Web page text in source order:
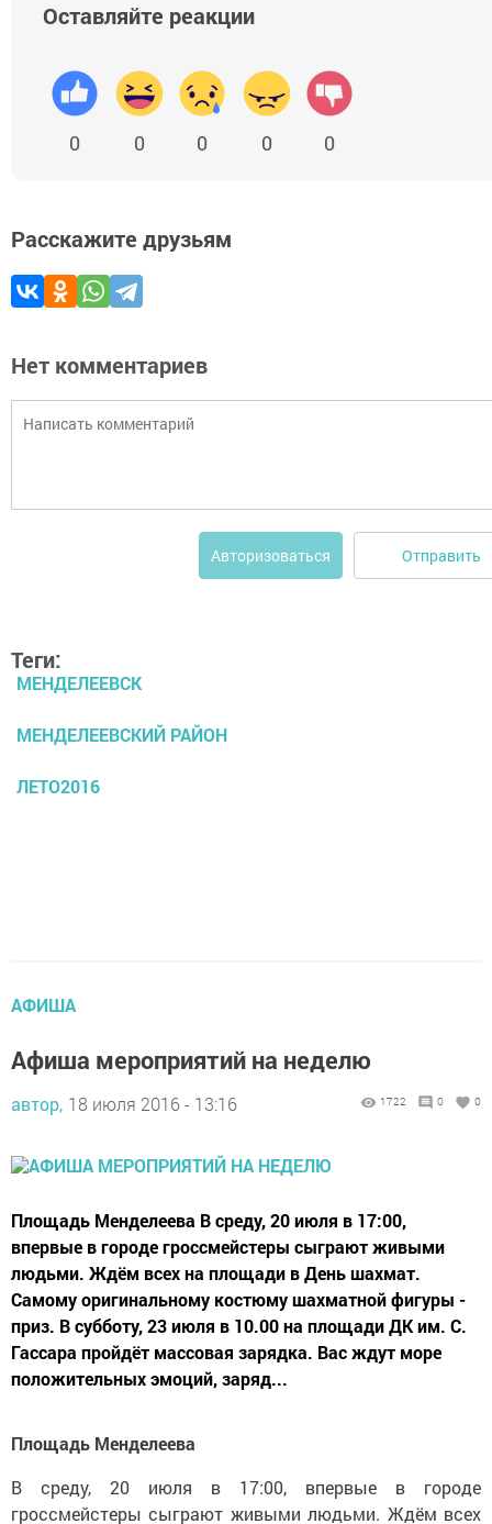
Оставляйте реакции
0 0 0 0 0
Расскажите друзьям
Нет комментариев
Авторизоваться Отправить
Теги:
МЕНДЕЛЕЕВСК
МЕНДЕЛЕЕВСКИЙ РАЙОН
ЛЕТО2016
АФИША
Афиша мероприятий на неделю
автор, 18 июля 2016 - 13:16 1722 0 0
Площадь Менделеева В среду, 20 июля в 17:00,
впервые в городе гроссмейстеры сыграют живыми
людьми. Ждём всех на площади в День шахмат.
Самому оригинальному костюму шахматной фигуры -
приз. В субботу, 23 июля в 10.00 на площади ДК им. С.
Гассара пройдёт массовая зарядка. Вас ждут море
положительных эмоций, заряд...
Площадь Менделеева
В среду, 20 июля в 17:00, впервые в городе
гроссмейстеры сыграют живыми людьми. Ждём всех